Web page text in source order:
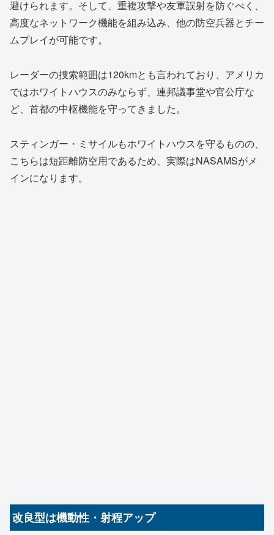
避けられます。そして、重複攻撃や友軍誤射を防ぐべく、
高度なネットワーク機能を組み込み、他の防空兵器とチー
ムプレイが可能です。
レーダーの捜索範囲は120kmとも言われており、アメリカ
ではホワイトハウスのみならず、連邦議事堂や官公庁な
ど、首都の中枢機能を守ってきました。
スティンガー・ミサイルもホワイトハウスを守るものの、
こちらは短距離防空用であるため、実際はNASAMSがメ
インになります。
改良型は機動性・射程アップ